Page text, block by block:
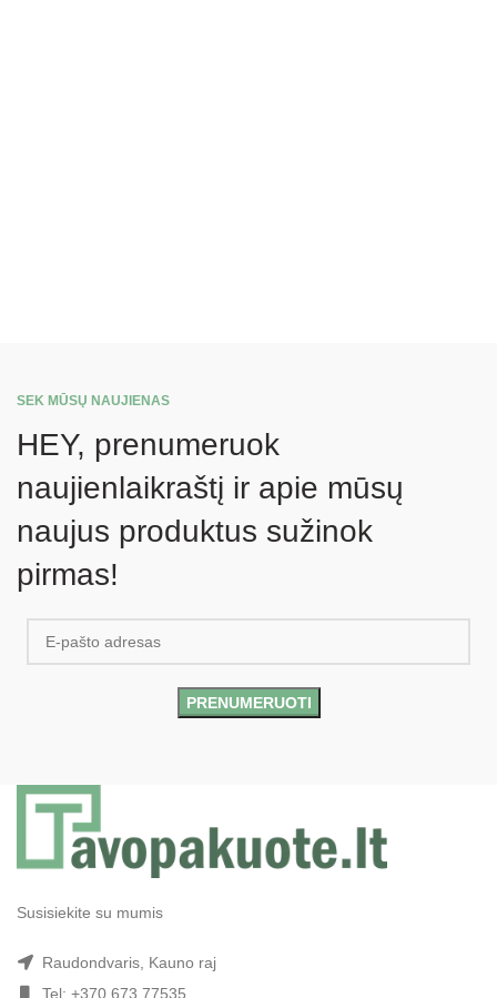
SEK MŪSŲ NAUJIENAS
HEY, prenumeruok
naujienlaikraštį ir apie mūsų
naujus produktus sužinok
pirmas!
Susisiekite su mumis
Raudondvaris, Kauno raj
Tel: +370 673 77535